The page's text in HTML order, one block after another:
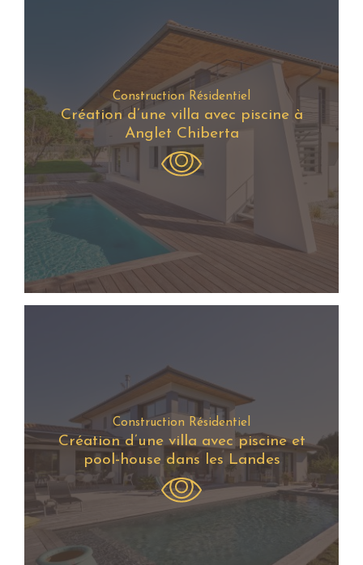
Construction Résidentiel
Création d’une villa avec piscine à
Anglet Chiberta
Construction Résidentiel
Création d’une villa avec piscine et
pool-house dans les Landes